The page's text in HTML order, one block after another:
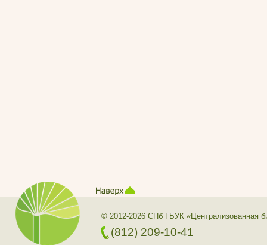
© 2012-2026 СПб ГБУК «Централизованная
(812) 209-10-41